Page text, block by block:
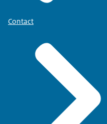
Contact